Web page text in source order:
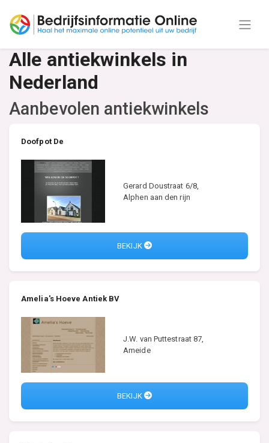
Alle antiekwinkels in
Nederland
Aanbevolen antiekwinkels
Doofpot De
Gerard Doustraat 6/8,
Alphen aan den rijn
BEKIJK
Amelia's Hoeve Antiek BV
J.W. van Puttestraat 87,
Ameide
BEKIJK